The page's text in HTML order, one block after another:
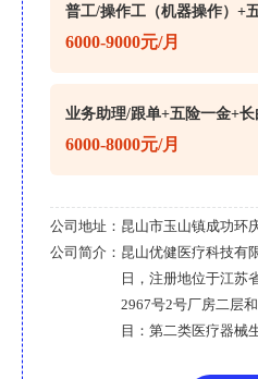
普工/操作工（机器操作）+
6000-9000元/月
业务助理/跟单+五险一金+
6000-8000元/月
公司地址： 昆山市玉山镇成功环
公司简介： 昆山优健医疗科技有
日，注册地位于江苏
2967号2号厂房二层
目：第二类医疗器械